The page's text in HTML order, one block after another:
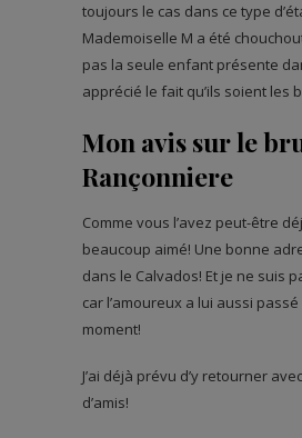
toujours le cas dans ce type
Mademoiselle M a été
pas la seule enfant présente
apprécié le fait qu’ils soient les
Mon avis sur le
Rançonniere
Comme vous l’avez peut-être
beaucoup aimé! Une bonne
dans le Calvados! Et je ne suis
car l’amoureux a lui aussi
moment!
J’ai déjà prévu d’y retourner
d’amis!